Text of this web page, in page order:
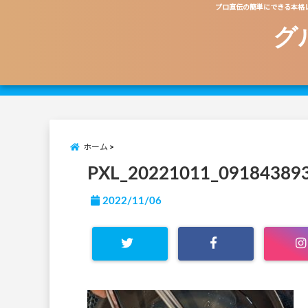
プロ直伝の簡単にできる本格
グ
ホーム
2022/11/06